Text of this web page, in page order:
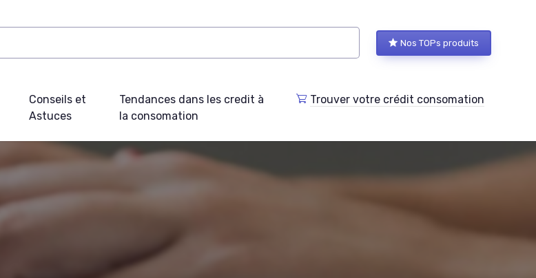
Nos TOPs produits
Conseils et
Astuces
Tendances dans les credit à
la consomation
Trouver votre crédit consomation